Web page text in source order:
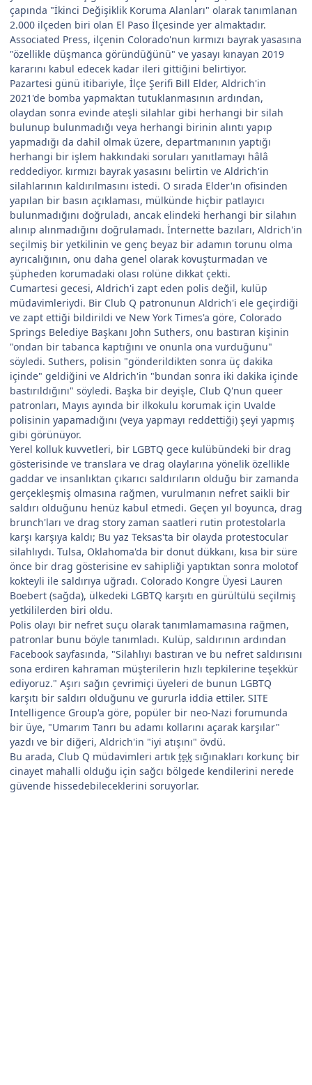
çapında "İkinci Değişiklik Koruma Alanları" olarak tanımlanan
2.000 ilçeden biri olan El Paso İlçesinde yer almaktadır.
Associated Press, ilçenin Colorado'nun kırmızı bayrak yasasına
"özellikle düşmanca göründüğünü" ve yasayı kınayan 2019
kararını kabul edecek kadar ileri gittiğini belirtiyor.
Pazartesi günü itibariyle, İlçe Şerifi Bill Elder, Aldrich'in
2021'de bomba yapmaktan tutuklanmasının ardından,
olaydan sonra evinde ateşli silahlar gibi herhangi bir silah
bulunup bulunmadığı veya herhangi birinin alıntı yapıp
yapmadığı da dahil olmak üzere, departmanının yaptığı
herhangi bir işlem hakkındaki soruları yanıtlamayı hâlâ
reddediyor. kırmızı bayrak yasasını belirtin ve Aldrich'in
silahlarının kaldırılmasını istedi. O sırada Elder'ın ofisinden
yapılan bir basın açıklaması, mülkünde hiçbir patlayıcı
bulunmadığını doğruladı, ancak elindeki herhangi bir silahın
alınıp alınmadığını doğrulamadı. İnternette bazıları, Aldrich'in
seçilmiş bir yetkilinin ve genç beyaz bir adamın torunu olma
ayrıcalığının, onu daha genel olarak kovuşturmadan ve
şüpheden korumadaki olası rolüne dikkat çekti.
Cumartesi gecesi, Aldrich'i zapt eden polis değil, kulüp
müdavimleriydi. Bir Club Q patronunun Aldrich'i ele geçirdiği
ve zapt ettiği bildirildi ve New York Times'a göre, Colorado
Springs Belediye Başkanı John Suthers, onu bastıran kişinin
"ondan bir tabanca kaptığını ve onunla ona vurduğunu"
söyledi. Suthers, polisin "gönderildikten sonra üç dakika
içinde" geldiğini ve Aldrich'in "bundan sonra iki dakika içinde
bastırıldığını" söyledi. Başka bir deyişle, Club Q'nun queer
patronları, Mayıs ayında bir ilkokulu korumak için Uvalde
polisinin yapamadığını (veya yapmayı reddettiği) şeyi yapmış
gibi görünüyor.
Yerel kolluk kuvvetleri, bir LGBTQ gece kulübündeki bir drag
gösterisinde ve translara ve drag olaylarına yönelik özellikle
gaddar ve insanlıktan çıkarıcı saldırıların olduğu bir zamanda
gerçekleşmiş olmasına rağmen, vurulmanın nefret saikli bir
saldırı olduğunu henüz kabul etmedi. Geçen yıl boyunca, drag
brunch'ları ve drag story zaman saatleri rutin protestolarla
karşı karşıya kaldı; Bu yaz Teksas'ta bir olayda protestocular
silahlıydı. Tulsa, Oklahoma'da bir donut dükkanı, kısa bir süre
önce bir drag gösterisine ev sahipliği yaptıktan sonra molotof
kokteyli ile saldırıya uğradı. Colorado Kongre Üyesi Lauren
Boebert (sağda), ülkedeki LGBTQ karşıtı en gürültülü seçilmiş
yetkililerden biri oldu.
Polis olayı bir nefret suçu olarak tanımlamamasına rağmen,
patronlar bunu böyle tanımladı. Kulüp, saldırının ardından
Facebook sayfasında, "Silahlıyı bastıran ve bu nefret saldırısını
sona erdiren kahraman müşterilerin hızlı tepkilerine teşekkür
ediyoruz." Aşırı sağın çevrimiçi üyeleri de bunun LGBTQ
karşıtı bir saldırı olduğunu ve gururla iddia ettiler. SITE
Intelligence Group'a göre, popüler bir neo-Nazi forumunda
bir üye, "Umarım Tanrı bu adamı kollarını açarak karşılar"
yazdı ve bir diğeri, Aldrich'in "iyi atışını" övdü.
Bu arada, Club Q müdavimleri artık tek sığınakları korkunç bir
cinayet mahalli olduğu için sağcı bölgede kendilerini nerede
güvende hissedebileceklerini soruyorlar.